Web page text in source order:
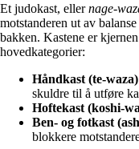
Et judokast, ellernage-
motstanderen ut av
bakken. Kastene er
hovedkategorier:
Håndkast (te-waza)
skuldre til å utføre
Hoftekast (koshi-
Ben- og fotkast
blokkere